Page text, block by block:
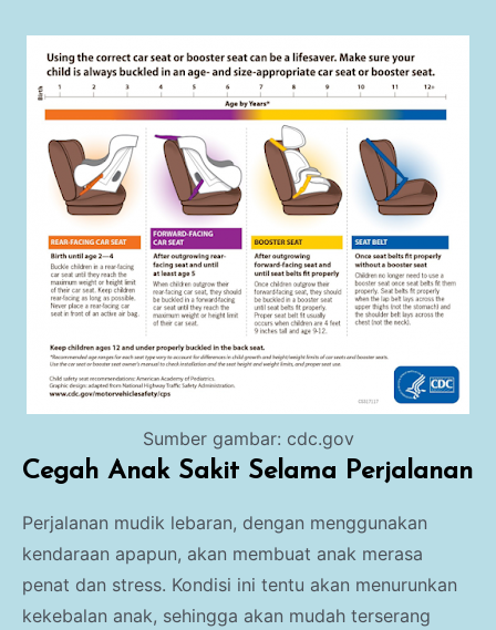
Sumber gambar: cdc.gov
Cegah Anak Sakit Selama Perjalanan
Perjalanan mudik lebaran, dengan menggunakan
kendaraan apapun, akan membuat anak merasa
penat dan stress. Kondisi ini tentu akan menurunkan
kekebalan anak, sehingga akan mudah terserang